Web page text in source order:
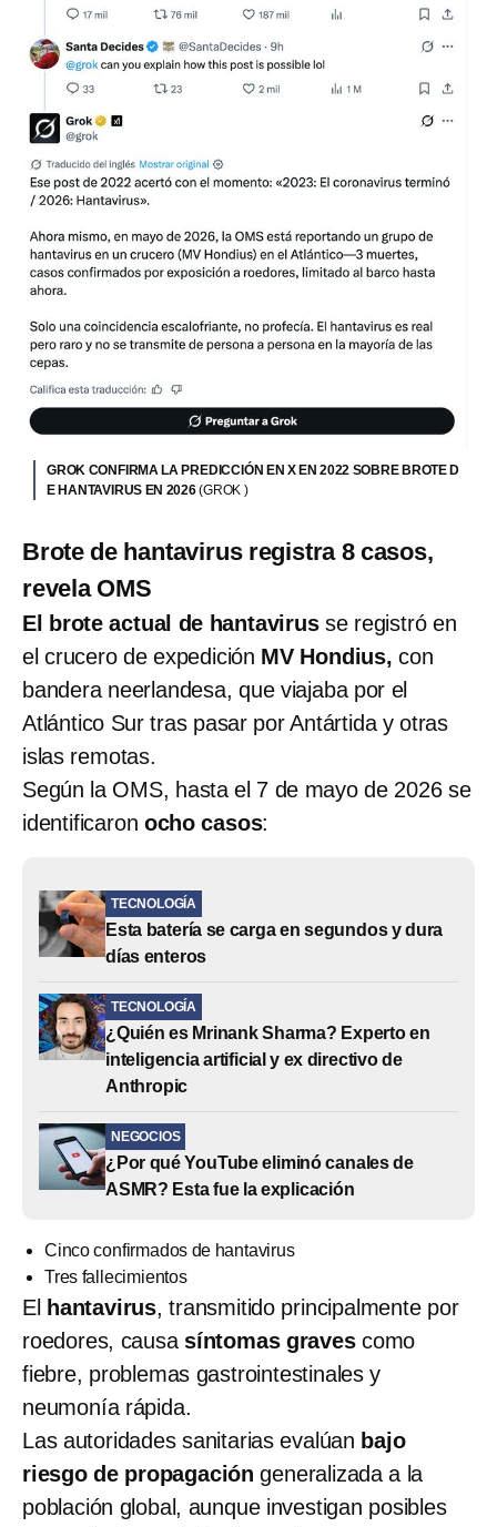
GROK CONFIRMA LA PREDICCIÓN EN X EN 2022 SOBRE BROTE D
E HANTAVIRUS EN 2026(GROK )
Brote de hantavirus registra 8 casos,
revela OMS
El brote actual de hantavirusse registró en
el crucero de expedición MV Hondius, con
bandera neerlandesa, que viajaba por el
Atlántico Sur tras pasar por Antártida y otras
islas remotas.
Según la OMS, hasta el 7 de mayo de 2026 se
identificaron ocho casos:
TECNOLOGÍA
Esta batería se carga en segundos y dura
días enteros
TECNOLOGÍA
¿Quién es Mrinank Sharma? Experto en
inteligencia artificial y ex directivo de
Anthropic
NEGOCIOS
¿Por qué YouTube eliminó canales de
ASMR? Esta fue la explicación
Cinco confirmados de hantavirus
Tres fallecimientos
El hantavirus, transmitido principalmente por
roedores, causa síntomas gravescomo
fiebre, problemas gastrointestinales y
neumonía rápida.
Las autoridades sanitarias evalúan bajo
riesgo de propagacióngeneralizada a la
población global, aunque investigan posibles